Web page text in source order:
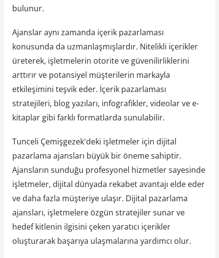
bulunur.
Ajanslar aynı zamanda içerik pazarlaması
konusunda da uzmanlaşmışlardır. Nitelikli içerikler
üreterek, işletmelerin otorite ve güvenilirliklerini
arttırır ve potansiyel müşterilerin markayla
etkileşimini teşvik eder. İçerik pazarlaması
stratejileri, blog yazıları, infografikler, videolar ve e-
kitaplar gibi farklı formatlarda sunulabilir.
Tunceli Çemişgezek'deki işletmeler için dijital
pazarlama ajansları büyük bir öneme sahiptir.
Ajansların sunduğu profesyonel hizmetler sayesinde
işletmeler, dijital dünyada rekabet avantajı elde eder
ve daha fazla müşteriye ulaşır. Dijital pazarlama
ajansları, işletmelere özgün stratejiler sunar ve
hedef kitlenin ilgisini çeken yaratıcı içerikler
oluşturarak başarıya ulaşmalarına yardımcı olur.